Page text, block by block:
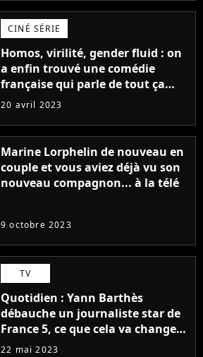
CINÉ SÉRIE
Homos, virilité, gender fluid : on
a enfin trouvé une comédie
française qui parle de tout ça
sans être super ringarde
20 avril 2023
Marine Lorphelin de nouveau en
couple et vous aviez déjà vu son
nouveau compagnon... à la télé
9 octobre 2023
TV
Quotidien : Yann Barthès
débauche un journaliste star de
France 5, ce que cela va changer
à la rentrée
22 mai 2023